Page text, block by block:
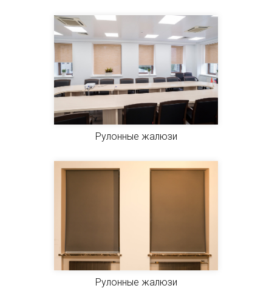
Рулонные жалюзи
Рулонные жалюзи